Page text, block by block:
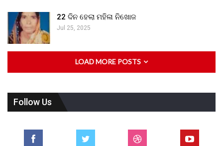
22 ଦିନ ହେଲା ମହିଳା ନିଖୋଜ
Jul 25, 2025
LOAD MORE POSTS
Follow Us